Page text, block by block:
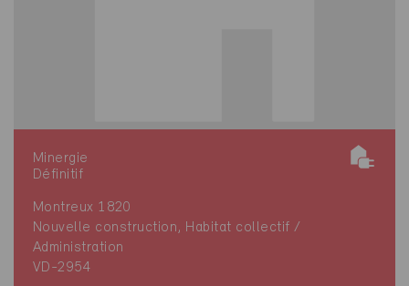
Minergie
Définitif
Montreux 1820
Nouvelle construction, Habitat collectif /
Administration
VD-2954